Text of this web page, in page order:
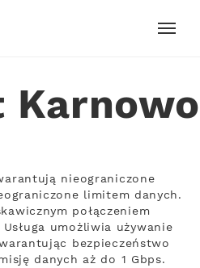
nieograniczone
limitem danych.
połączeniem
umożliwia używanie
bezpieczeństwo
danych aż do 1 Gbps.